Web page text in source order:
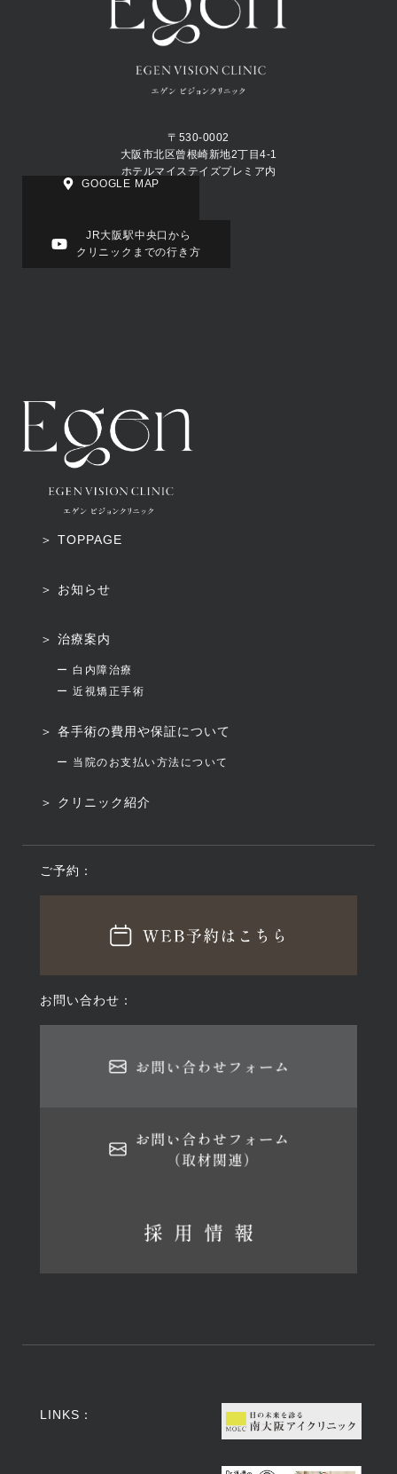
〒530-0002
大阪市北区曾根崎新地2丁目4-1
ホテルマイステイズプレミア内
GOOGLE MAP
JR大阪駅中央口から
クリニックまでの行き方
＞ TOPPAGE
＞ お知らせ
＞ 治療案内
ー 白内障治療
ー 近視矯正手術
＞ 各手術の費用や保証について
ー 当院のお支払い方法について
＞ クリニック紹介
ご予約：
お問い合わせ：
LINKS：